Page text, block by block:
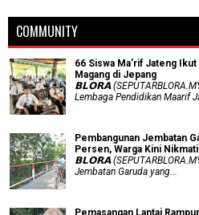
COMMUNITY
66 Siswa Ma’rif Jateng
Magang di Jepang
𝗕𝗟𝗢𝗥𝗔
Lembaga Pendidikan Maarif
Pembangunan Jembatan
Persen, Warga Kini
𝗕𝗟𝗢𝗥𝗔
Jembatan Garuda yang...
Pemasangan Lantai